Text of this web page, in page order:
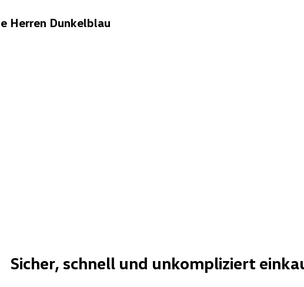
Herren Dunkelblau
Sicher, schnell und unkompliziert